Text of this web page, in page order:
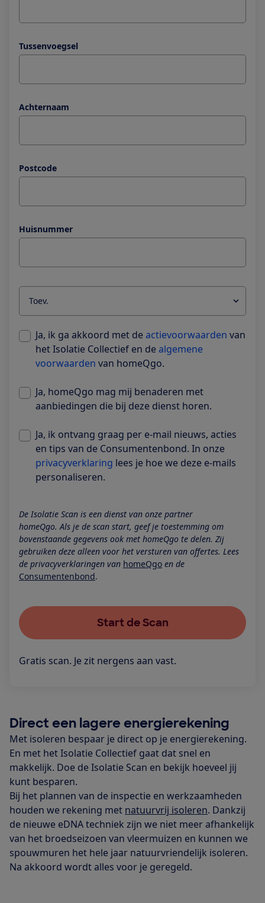
Tussenvoegsel
Achternaam
Postcode
Huisnummer
Ja, ik ga akkoord met deactievoorwaarden van
het Isolatie Collectief en dealgemene
voorwaarden van homeQgo.
Ja, homeQgo mag mij benaderen met
aanbiedingen die bij deze dienst horen.
Ja, ik ontvang graag per e-mail nieuws, acties
en tips van de Consumentenbond. In onze
privacyverklaring lees je hoe we deze e-mails
personaliseren.
De Isolatie Scan is een dienst van onze partner
homeQgo. Als je de scan start, geef je toestemming om
bovenstaande gegevens ook met homeQgo te delen. Zij
gebruiken deze alleen voor het versturen van offertes. Lees
de privacyverklaringen van homeQgo en de
Consumentenbond.
Start de Scan
Gratis scan. Je zit nergens aan vast.
Direct een lagere energierekening
Met isoleren bespaar je direct op je energierekening.
En met het Isolatie Collectief gaat dat snel en
makkelijk. Doe de Isolatie Scan en bekijk hoeveel jij
kunt besparen.
Bij het plannen van de inspectie en werkzaamheden
houden we rekening met natuurvrij isoleren. Dankzij
de nieuwe eDNA techniek zijn we niet meer afhankelijk
van het broedseizoen van vleermuizen en kunnen we
spouwmuren het hele jaar natuurvriendelijk isoleren.
Na akkoord wordt alles voor je geregeld.